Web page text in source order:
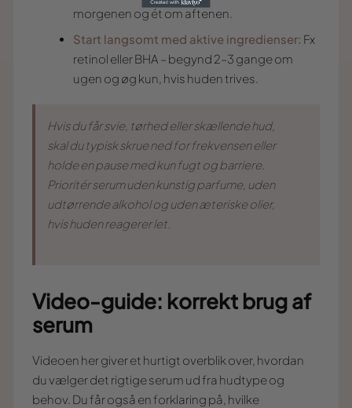
morgenen og ét om aftenen.
Start langsomt med aktive ingredienser: Fx
retinol eller BHA – begynd 2–3 gange om
ugen og øg kun, hvis huden trives.
Hvis du får svie, tørhed eller skællende hud,
skal du typisk skrue ned for frekvensen eller
holde en pause med kun fugt og barriere.
Prioritér serum uden kunstig parfume, uden
udtørrende alkohol og uden æteriske olier,
hvis huden reagerer let.
Video-guide: korrekt brug af
serum
Videoen her giver et hurtigt overblik over, hvordan
du vælger det rigtige serum ud fra hudtype og
behov. Du får også en forklaring på, hvilke